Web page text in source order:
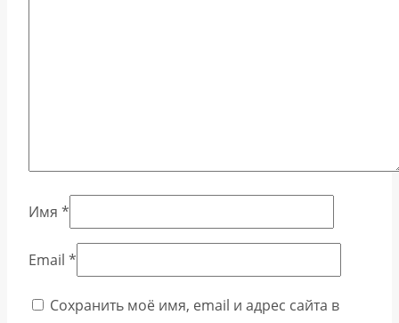
Имя *
Email *
Сохранить моё имя, email и адрес сайта в